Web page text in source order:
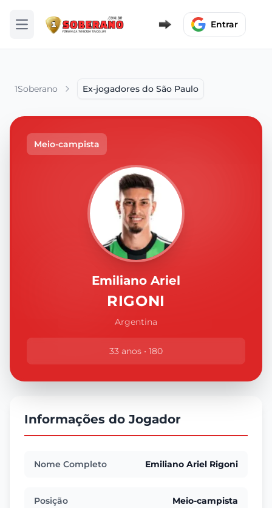
Abrir menu Entrar
1Soberano Ex-jogadores do São Paulo
Meio-campista
Emiliano Ariel
RIGONI
Argentina
33 anos • 180
Informações do Jogador
Nome Completo Emiliano Ariel Rigoni
Posição Meio-campista